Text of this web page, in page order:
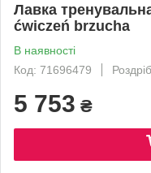
Лавка
ćwiczeń brzucha
В наявності
Код: 71696479
Роздріб
5 753 ₴